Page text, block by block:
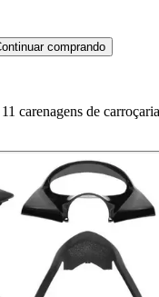
comprando
carenagens de